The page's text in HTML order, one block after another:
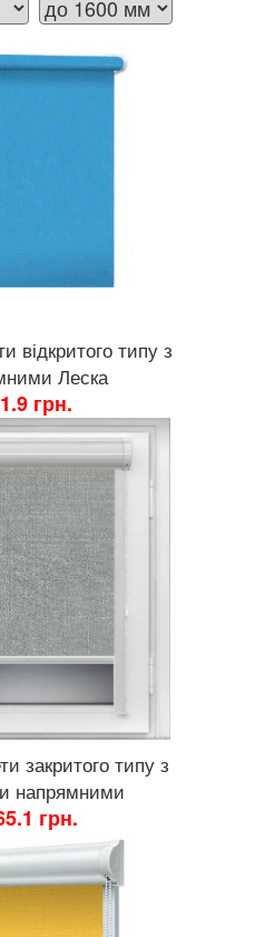
відкритого типу з
Леска
грн.
закритого типу з
напрямними
грн.